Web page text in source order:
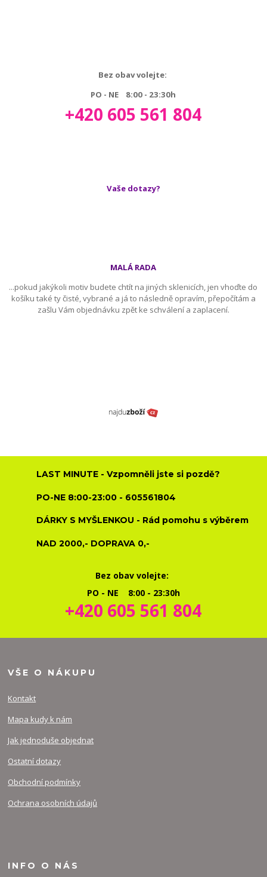
Bez obav volejte:
PO - NE 8:00 - 23:30h
+420 605 561 804
Vaše dotazy?
MALÁ RADA
...pokud jakýkoli motiv budete chtít na jiných sklenicích, jen vhoďte do
košíku také ty čisté, vybrané a já to následně opravím, přepočítám a
zašlu Vám objednávku zpět ke schválení a zaplacení.
LAST MINUTE - Vzpomněli jste si pozdě?
PO-NE 8:00-23:00 - 605561804
DÁRKY S MYŠLENKOU - Rád pomohu s výběrem
NAD 2000,- DOPRAVA 0,-
Bez obav volejte:
PO - NE 8:00 - 23:30h
+420 605 561 804
VŠE O NÁKUPU
Kontakt
Mapa kudy k nám
Jak jednoduše objednat
Ostatní dotazy
Obchodní podmínky
Ochrana osobních údajů
INFO O NÁS